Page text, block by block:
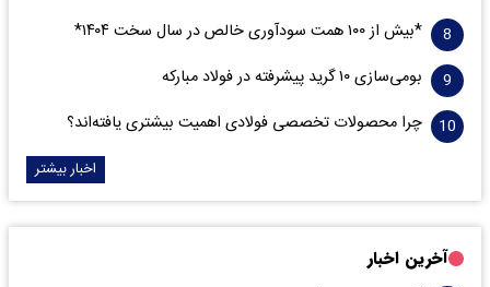
*بیش از ۱۰۰ همت سودآوری خالص در سال سخت ۱۴۰۴*
بومی‌سازی ۱۰ گرید پیشرفته در فولاد مبارکه
چرا محصولات تخصصی فولادی اهمیت بیشتری یافته‌اند؟
اخبار بیشتر
آخرین اخبار